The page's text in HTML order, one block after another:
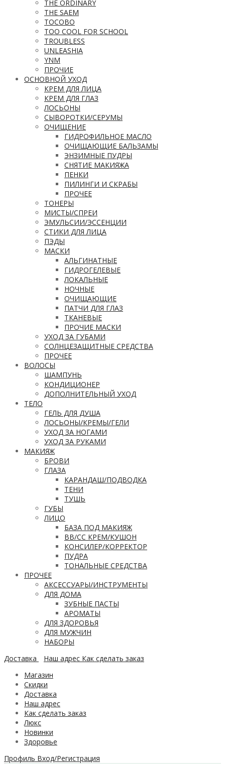
THE ORDINARY
THE SAEM
TOCOBO
TOO COOL FOR SCHOOL
TROUBLESS
UNLEASHIA
YNM
ПРОЧИЕ
ОСНОВНОЙ УХОД
КРЕМ ДЛЯ ЛИЦА
КРЕМ ДЛЯ ГЛАЗ
ЛОСЬОНЫ
СЫВОРОТКИ/СЕРУМЫ
ОЧИЩЕНИЕ
ГИДРОФИЛЬНОЕ МАСЛО
ОЧИЩАЮЩИЕ БАЛЬЗАМЫ
ЭНЗИМНЫЕ ПУДРЫ
СНЯТИЕ МАКИЯЖА
ПЕНКИ
ПИЛИНГИ И СКРАБЫ
ПРОЧЕЕ
ТОНЕРЫ
МИСТЫ/СПРЕИ
ЭМУЛЬСИИ/ЭССЕНЦИИ
СТИКИ ДЛЯ ЛИЦА
ПЭДЫ
МАСКИ
АЛЬГИНАТНЫЕ
ГИДРОГЕЛЕВЫЕ
ЛОКАЛЬНЫЕ
НОЧНЫЕ
ОЧИЩАЮЩИЕ
ПАТЧИ ДЛЯ ГЛАЗ
ТКАНЕВЫЕ
ПРОЧИЕ МАСКИ
УХОД ЗА ГУБАМИ
СОЛНЦЕЗАЩИТНЫЕ СРЕДСТВА
ПРОЧЕЕ
ВОЛОСЫ
ШАМПУНЬ
КОНДИЦИОНЕР
ДОПОЛНИТЕЛЬНЫЙ УХОД
ТЕЛО
ГЕЛЬ ДЛЯ ДУША
ЛОСЬОНЫ/КРЕМЫ/ГЕЛИ
УХОД ЗА НОГАМИ
УХОД ЗА РУКАМИ
МАКИЯЖ
БРОВИ
ГЛАЗА
КАРАНДАШ/ПОДВОДКА
ТЕНИ
ТУШЬ
ГУБЫ
ЛИЦО
БАЗА ПОД МАКИЯЖ
ВВ/CC КРЕМ/КУШОН
КОНСИЛЕР/КОРРЕКТОР
ПУДРА
ТОНАЛЬНЫЕ СРЕДСТВА
ПРОЧЕЕ
АКСЕССУАРЫ/ИНСТРУМЕНТЫ
ДЛЯ ДОМА
ЗУБНЫЕ ПАСТЫ
АРОМАТЫ
ДЛЯ ЗДОРОВЬЯ
ДЛЯ МУЖЧИН
НАБОРЫ
Доставка
Наш адрес Как сделать заказ
Магазин
Скидки
Доставка
Наш адрес
Как сделать заказ
Люкс
Новинки
Здоровье
Профиль Вход/Регистрация